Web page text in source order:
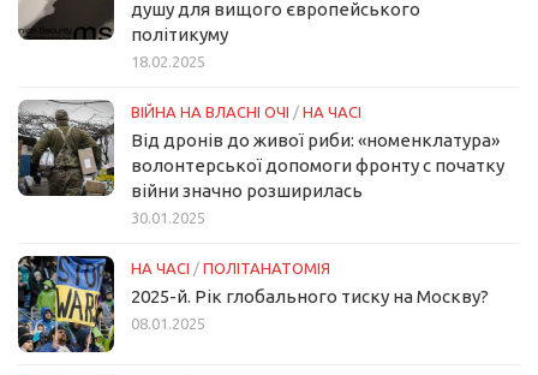
душу для вищого європейського
політикуму
18.02.2025
ВІЙНА НА ВЛАСНІ ОЧІ / НА ЧАСІ
Від дронів до живої риби: «номенклатура»
волонтерської допомоги фронту с початку
війни значно розширилась
30.01.2025
НА ЧАСІ / ПОЛІТАНАТОМІЯ
2025-й. Рік глобального тиску на Москву?
08.01.2025